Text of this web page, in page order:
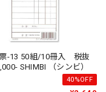
冊入 税抜
定価¥4,000- SHIMBI （シンビ）
40%OFF